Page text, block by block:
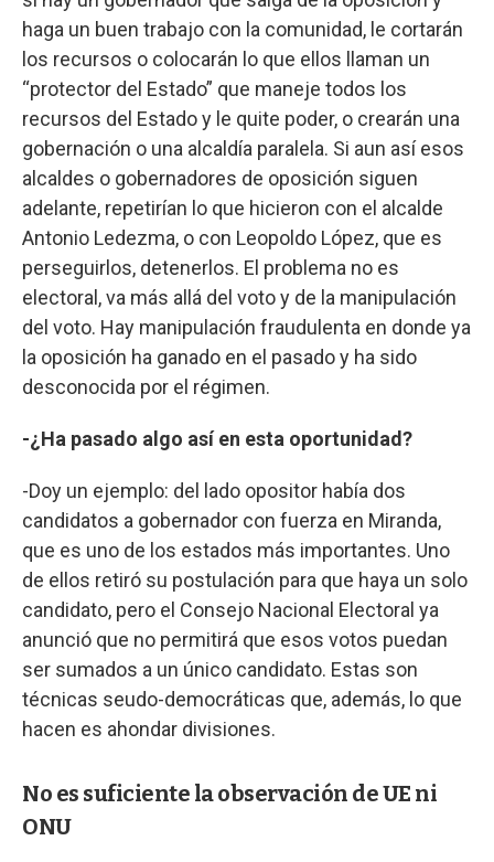
haga un buen trabajo con la comunidad, le cortarán
los recursos o colocarán lo que ellos llaman un
“protector del Estado” que maneje todos los
recursos del Estado y le quite poder, o crearán una
gobernación o una alcaldía paralela. Si aun así esos
alcaldes o gobernadores de oposición siguen
adelante, repetirían lo que hicieron con el alcalde
Antonio Ledezma, o con Leopoldo López, que es
perseguirlos, detenerlos. El problema no es
electoral, va más allá del voto y de la manipulación
del voto. Hay manipulación fraudulenta en donde ya
la oposición ha ganado en el pasado y ha sido
desconocida por el régimen.
-¿Ha pasado algo así en esta oportunidad?
-Doy un ejemplo: del lado opositor había dos
candidatos a gobernador con fuerza en Miranda,
que es uno de los estados más importantes. Uno
de ellos retiró su postulación para que haya un solo
candidato, pero el Consejo Nacional Electoral ya
anunció que no permitirá que esos votos puedan
ser sumados a un único candidato. Estas son
técnicas seudo-democráticas que, además, lo que
hacen es ahondar divisiones.
No es suficiente la observación de UE ni
ONU